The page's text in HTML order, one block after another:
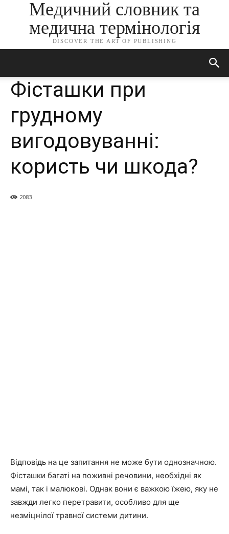
Медичний словник та
медична термінологія
DISCOVER THE ART OF PUBLISHING
Фісташки при
грудному
вигодовуванні:
користь чи шкода?
2083
Відповідь на це запитання не може бути однозначною.
Фісташки багаті на поживні речовини, необхідні як
мамі, так і малюкові. Однак вони є важкою їжею, яку не
завжди легко перетравити, особливо для ще
незміцнілої травної системи дитини.